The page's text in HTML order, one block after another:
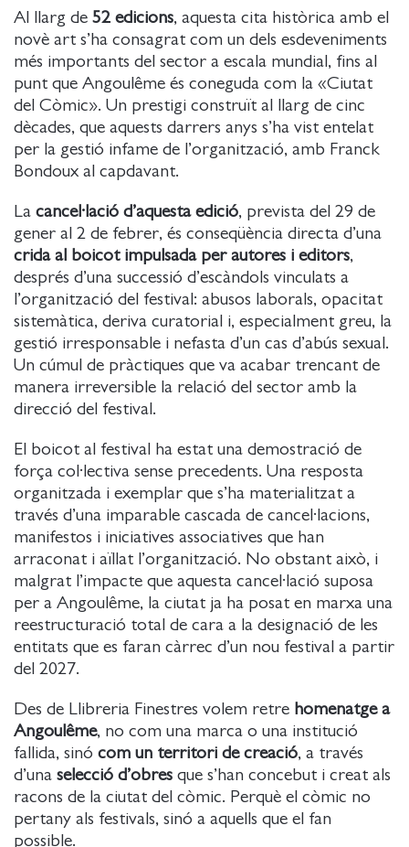
Al llarg de 52 edicions, aquesta cita històrica amb el
novè art s’ha consagrat com un dels esdeveniments
més importants del sector a escala mundial, fins al
punt que Angoulême és coneguda com la «Ciutat
del Còmic». Un prestigi construït al llarg de cinc
dècades, que aquests darrers anys s’ha vist entelat
per la gestió infame de l’organització, amb Franck
Bondoux al capdavant.
La cancel·lació d’aquesta edició, prevista del 29 de
gener al 2 de febrer, és conseqüència directa d’una
crida al boicot impulsada per autores i editors,
després d’una successió d’escàndols vinculats a
l’organització del festival: abusos laborals, opacitat
sistemàtica, deriva curatorial i, especialment greu, la
gestió irresponsable i nefasta d’un cas d’abús sexual.
Un cúmul de pràctiques que va acabar trencant de
manera irreversible la relació del sector amb la
direcció del festival.
El boicot al festival ha estat una demostració de
força col·lectiva sense precedents. Una resposta
organitzada i exemplar que s’ha materialitzat a
través d’una imparable cascada de cancel·lacions,
manifestos i iniciatives associatives que han
arraconat i aïllat l’organització. No obstant això, i
malgrat l’impacte que aquesta cancel·lació suposa
per a Angoulême, la ciutat ja ha posat en marxa una
reestructuració total de cara a la designació de les
entitats que es faran càrrec d’un nou festival a partir
del 2027.
Des de Llibreria Finestres volem retre homenatge a
Angoulême, no com una marca o una institució
fallida, sinó com un territori de creació, a través
d’una selecció d’obres que s’han concebut i creat als
racons de la ciutat del còmic. Perquè el còmic no
pertany als festivals, sinó a aquells que el fan
possible.